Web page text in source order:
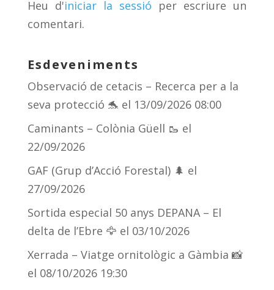
ix
Heu d'iniciar la sessió per escriure un
comentari.
Esdeveniments
Observació de cetacis – Recerca per a la
seva protecció 🐬 el 13/09/2026 08:00
Caminants – Colònia Güell 🥾 el
22/09/2026
GAF (Grup d’Acció Forestal) 🌲 el
27/09/2026
Sortida especial 50 anys DEPANA – El
delta de l’Ebre 🦅 el 03/10/2026
Xerrada – Viatge ornitològic a Gàmbia 📸
el 08/10/2026 19:30